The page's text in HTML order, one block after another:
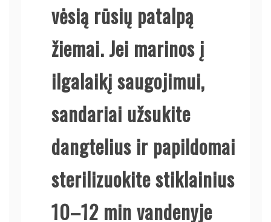
vėsią rūsių patalpą
žiemai. Jei marinos į
ilgalaikį saugojimui,
sandariai užsukite
dangtelius ir papildomai
sterilizuokite stiklainius
10–12 min vandenyje